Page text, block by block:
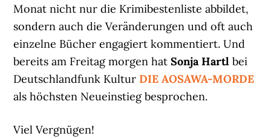
Monat nicht nur die Krimibestenliste abbildet,
sondern auch die Veränderungen und oft auch
einzelne Bücher engagiert kommentiert. Und
bereits am Freitag morgen hatSonja Hartl bei
Deutschlandfunk Kultur DIE AOSAWA-MORDE
als höchsten Neueinstieg besprochen.
Viel Vergnügen!